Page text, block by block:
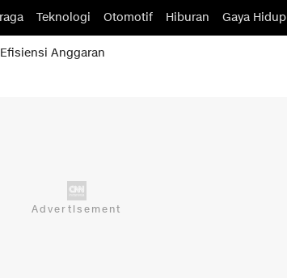
Teknologi Otomotif Hiburan Gaya Hidup
Efisiensi Anggaran